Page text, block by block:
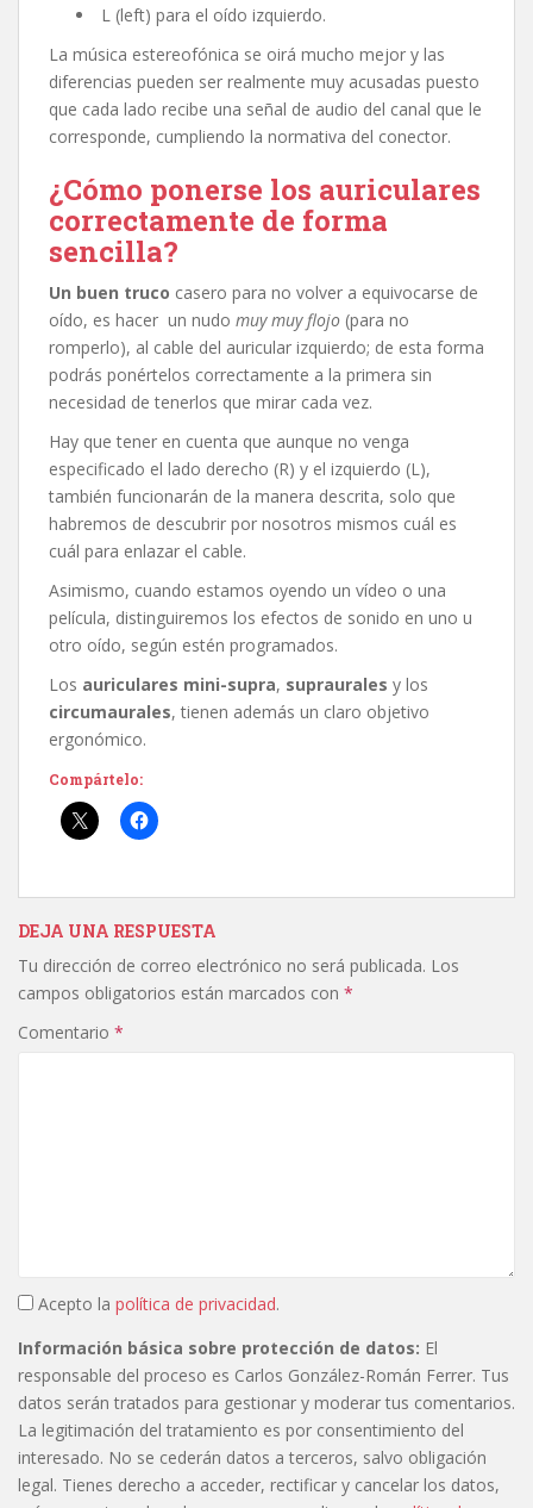
L (left) para el oído izquierdo.
La música estereofónica se oirá mucho mejor y las
diferencias pueden ser realmente muy acusadas puesto
que cada lado recibe una señal de audio del canal que le
corresponde, cumpliendo la normativa del conector.
¿Cómo ponerse los auriculares
correctamente de forma
sencilla?
Un buen truco casero para no volver a equivocarse de
oído, es hacer un nudo muy muy flojo (para no
romperlo), al cable del auricular izquierdo; de esta forma
podrás ponértelos correctamente a la primera sin
necesidad de tenerlos que mirar cada vez.
Hay que tener en cuenta que aunque no venga
especificado el lado derecho (R) y el izquierdo (L),
también funcionarán de la manera descrita, solo que
habremos de descubrir por nosotros mismos cuál es
cuál para enlazar el cable.
Asimismo, cuando estamos oyendo un vídeo o una
película, distinguiremos los efectos de sonido en uno u
otro oído, según estén programados.
Los auriculares mini-supra, supraurales y los
circumaurales, tienen además un claro objetivo
ergonómico.
Compártelo:
DEJA UNA RESPUESTA
Tu dirección de correo electrónico no será publicada. Los
campos obligatorios están marcados con *
Comentario *
Acepto la política de privacidad.
Información básica sobre protección de datos: El
responsable del proceso es Carlos González-Román Ferrer. Tus
datos serán tratados para gestionar y moderar tus comentarios.
La legitimación del tratamiento es por consentimiento del
interesado. No se cederán datos a terceros, salvo obligación
legal. Tienes derecho a acceder, rectificar y cancelar los datos,